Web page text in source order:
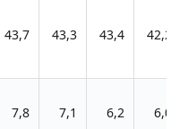
43,7 43,3 43,4 42,2
7,8 7,1 6,2 6,0